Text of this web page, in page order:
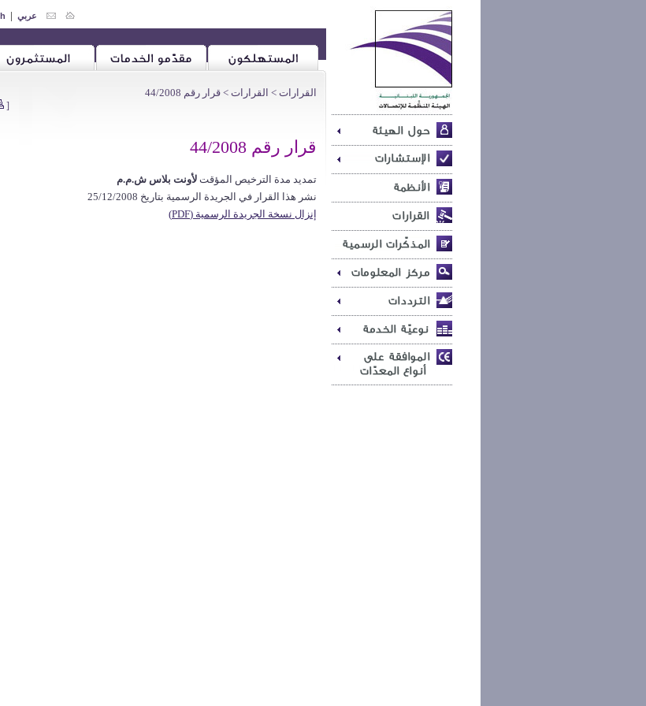
عربي |
القرارات > القرارات > قرار رقم 44/2008
[
قرار رقم 44/2008
تمديد مدة الترخيص المؤقت لأونت بلاس ش.م.م
نشر هذا القرار في الجريدة الرسمية بتاريخ 25/12/2008
إنزال نسخة الجريدة الرسمية (PDF)